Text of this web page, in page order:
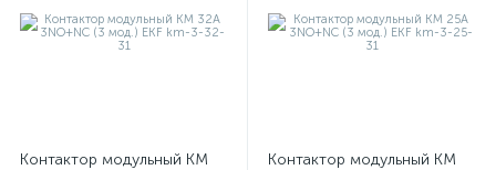
Контактор модульный КМ
Контактор модульный КМ